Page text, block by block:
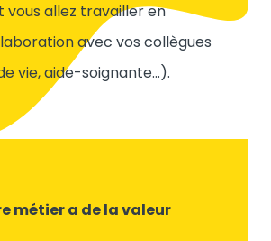
vous allez travailler en
avec vos collègues
vie, aide-soignante…).
métier a de la valeur